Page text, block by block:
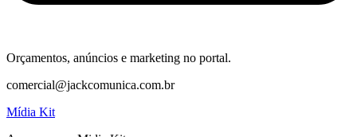
Orçamentos, anúncios e marketing no portal.
comercial@jackcomunica.com.br
Mídia Kit